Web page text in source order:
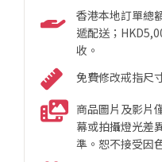
香港本地訂單總
遞配送；
收。
免費修改戒指尺
商品圖片及影片
幕或拍攝燈光差
準。恕不接受因